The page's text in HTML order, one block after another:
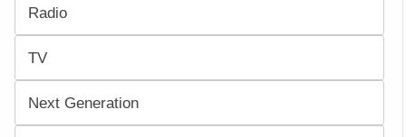
Radio
TV
Next Generation